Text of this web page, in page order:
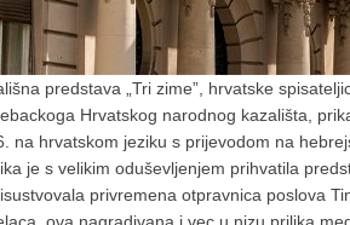
predstava „Tri zime”, hrvatske
Hrvatskog narodnog kazališta,
na hrvatskom jeziku s prijevodom na
je s velikim oduševljenjem prihvatila
privremena otpravnica poslova